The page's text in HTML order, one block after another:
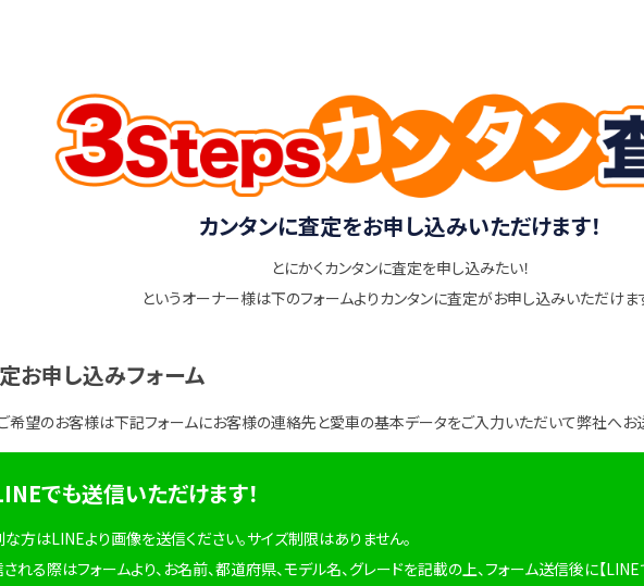
カンタンに査定をお申し込みいただけます！
とにかくカンタンに査定を申し込みたい！
というオーナー様は下のフォームよりカンタンに査定がお申し込みいただけま
お申し込みフォーム
希望のお客様は下記フォームにお客様の連絡先と愛車の基本データをご入力いただいて弊社へお
でも送信いただけます！
方はLINEより画像を送信ください。サイズ制限はありません。
れる際はフォームより、お名前、都道府県、モデル名、グレードを記載の上、フォーム送信後に【LINE